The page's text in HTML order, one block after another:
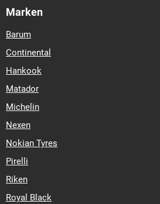
Marken
Barum
Continental
Hankook
Matador
Michelin
Nexen
Nokian Tyres
Pirelli
Riken
Royal Black